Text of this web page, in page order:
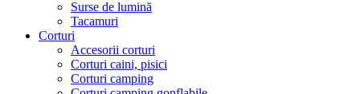
Surse de lumină
Tacamuri
Corturi
Accesorii corturi
Corturi caini, pisici
Corturi camping